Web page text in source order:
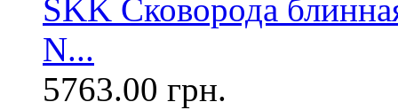
SKK Сковорода
N...
5763.00 грн.